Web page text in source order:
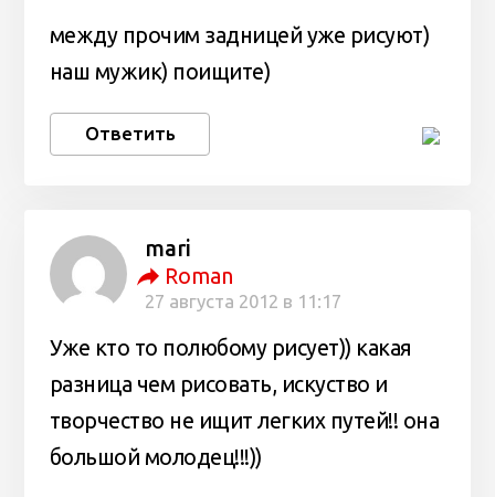
между прочим задницей уже рисуют)
наш мужик) поищите)
Ответить
mari
Roman
27 августа 2012 в 11:17
Уже кто то полюбому рисует)) какая
разница чем рисовать, искуство и
творчество не ищит легких путей!! она
большой молодец!!!))